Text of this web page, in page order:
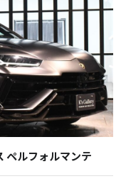
ルフォルマンテ